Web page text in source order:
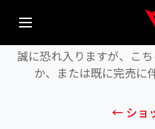
商品が見
誠に恐れ入りますが、こ
か、または既に完売に
← ショ